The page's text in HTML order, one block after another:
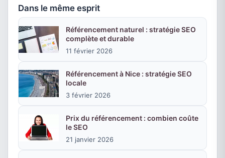
Dans le même esprit
Référencement naturel : stratégie SEO
complète et durable
11 février 2026
Référencement à Nice : stratégie SEO
locale
3 février 2026
Prix du référencement : combien coûte
le SEO
21 janvier 2026